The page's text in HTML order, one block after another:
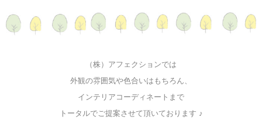
（株）アフェクションでは
外観の雰囲気や色合いはもちろん、
インテリアコーディネートまで
トータルでご提案させて頂いております ♪